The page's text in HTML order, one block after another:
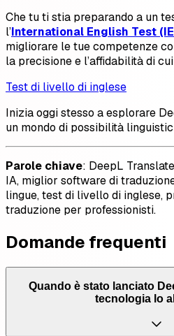
Che tu ti stia preparando a un
l’International English Test
migliorare le tue competenze
la precisione e l’affidabilità di
Test di livello di inglese
Inizia oggi stesso a esplorare
un mondo di possibilità
Parole chiave: DeepL
IA, miglior software di
lingue, test di livello di inglese,
traduzione per professionisti.
Domande frequenti
Quando è stato lanciato
tecnologia lo